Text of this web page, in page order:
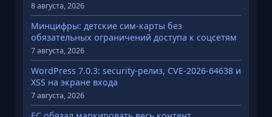
8 августа, 2026
Минцифры: детские сим-карты без
обязательных ограничений доступа к соцсетям
7 августа, 2026
WordPress 7.0.3: security-релиз, CVE-2026-64638 и
XSS на экране входа
7 августа, 2026